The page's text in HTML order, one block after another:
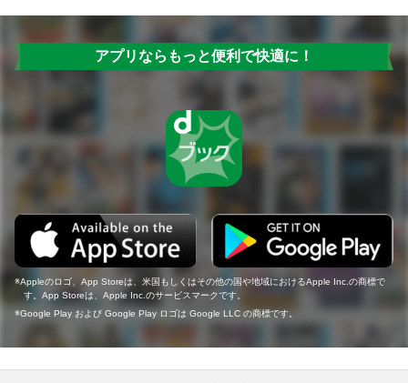
アプリならもっと便利で快適に！
Appleのロゴ、App Storeは、米国もしくはその他の国や地域におけるApple Inc.の商標で
す。App Storeは、Apple Inc.のサービスマークです。
Google Play および Google Play ロゴは Google LLC の商標です。